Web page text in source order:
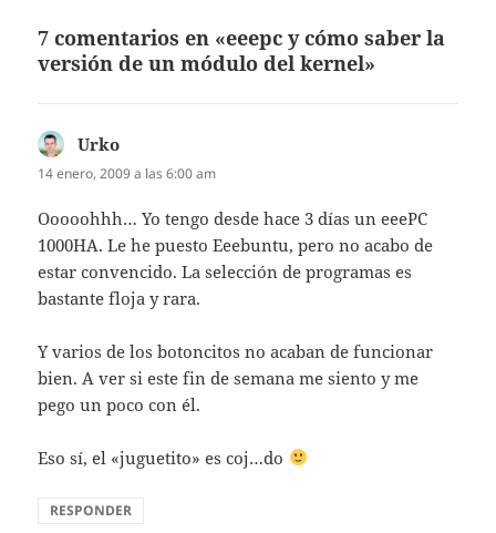
7 comentarios en «eeepc y cómo saber la
versión de un módulo del kernel»
Urko
14 enero, 2009 a las 6:00 am
Ooooohhh… Yo tengo desde hace 3 días un eeePC
1000HA. Le he puesto Eeebuntu, pero no acabo de
estar convencido. La selección de programas es
bastante floja y rara.
Y varios de los botoncitos no acaban de funcionar
bien. A ver si este fin de semana me siento y me
pego un poco con él.
Eso sí, el «juguetito» es coj…do
RESPONDER